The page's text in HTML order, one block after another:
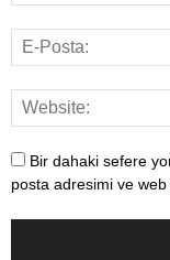
Bir dahaki sefere
posta adresimi ve web